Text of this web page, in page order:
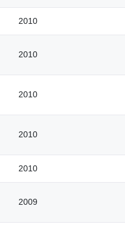
2010
2010
2010
2010
2010
2009